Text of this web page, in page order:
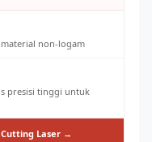
non-logam
presisi tinggi untuk
Laser →